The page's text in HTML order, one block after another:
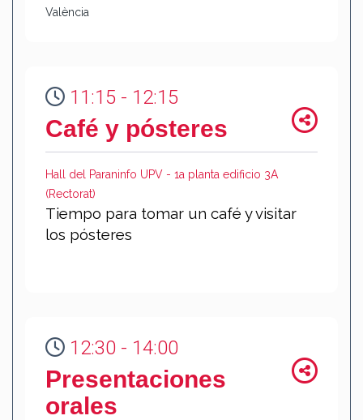
València
11:15 - 12:15
Café y pósteres
Hall del Paraninfo UPV - 1a planta edificio 3A
(Rectorat)
Tiempo para tomar un café y visitar
los pósteres
12:30 - 14:00
Presentaciones
orales